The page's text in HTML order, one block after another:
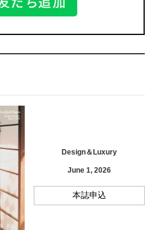
Design＆Luxury
June 1, 2026
本誌申込